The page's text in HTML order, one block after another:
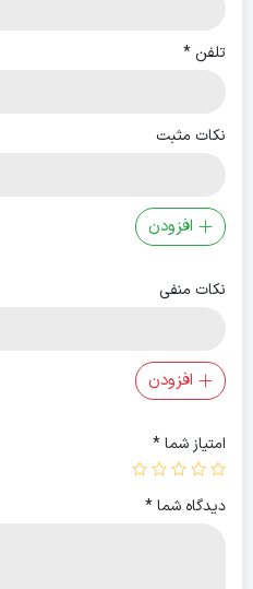
تلفن *
نکات مثبت
افزودن
نکات منفی
افزودن
امتیاز شما*
دیدگاه شما*